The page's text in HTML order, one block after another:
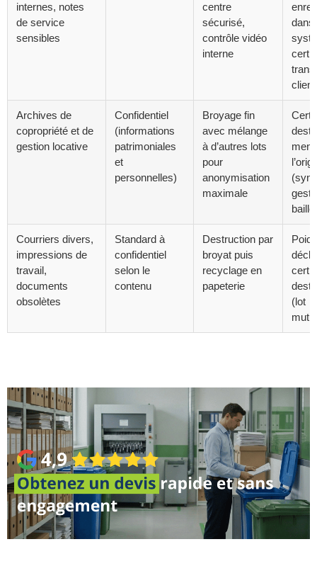
internes, notes
de service
sensibles
centre
sécurisé,
contrôle vidéo
interne
dans
client
Archives de
copropriété et de
gestion locative
Confidentiel
(informations
patrimoniales
et
personnelles)
Broyage fin
avec mélange
à d’autres lots
pour
anonymisation
maximale
Courriers divers,
impressions de
travail,
documents
obsolètes
Standard à
confidentiel
selon le
contenu
Destruction par
broyat puis
recyclage en
papeterie
(lot